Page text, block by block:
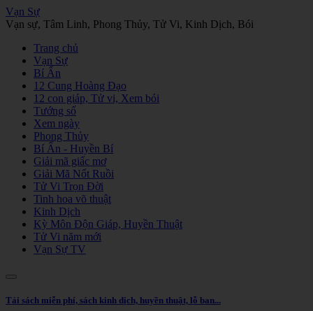
Vạn Sự
Vạn sự, Tâm Linh, Phong Thủy, Tử Vi, Kinh Dịch, Bói
Trang chủ
Vạn Sự
Bí Ẩn
12 Cung Hoàng Đạo
12 con giáp, Tử vi, Xem bói
Tướng số
Xem ngày
Phong Thủy
Bí Ẩn - Huyền Bí
Giải mã giấc mơ
Giải Mã Nốt Ruồi
Tử Vi Trọn Đời
Tinh hoa võ thuật
Kinh Dịch
Kỳ Môn Độn Giáp, Huyền Thuật
Tử Vi năm mới
Vạn Sự TV
Tải sách miễn phí, sách kinh dịch, huyền thuật, lỗ ban...